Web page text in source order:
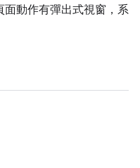
動作有彈出式視窗，系